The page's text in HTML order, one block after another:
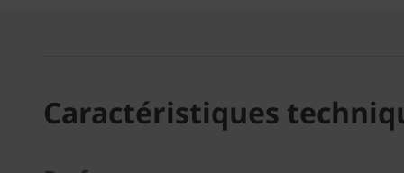
Caractéristiques